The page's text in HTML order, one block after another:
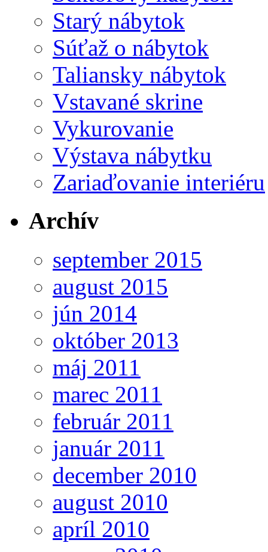
Starý nábytok
Súťaž o nábytok
Taliansky nábytok
Vstavané skrine
Vykurovanie
Výstava nábytku
Zariaďovanie interiéru
Archív
september 2015
august 2015
jún 2014
október 2013
máj 2011
marec 2011
február 2011
január 2011
december 2010
august 2010
apríl 2010